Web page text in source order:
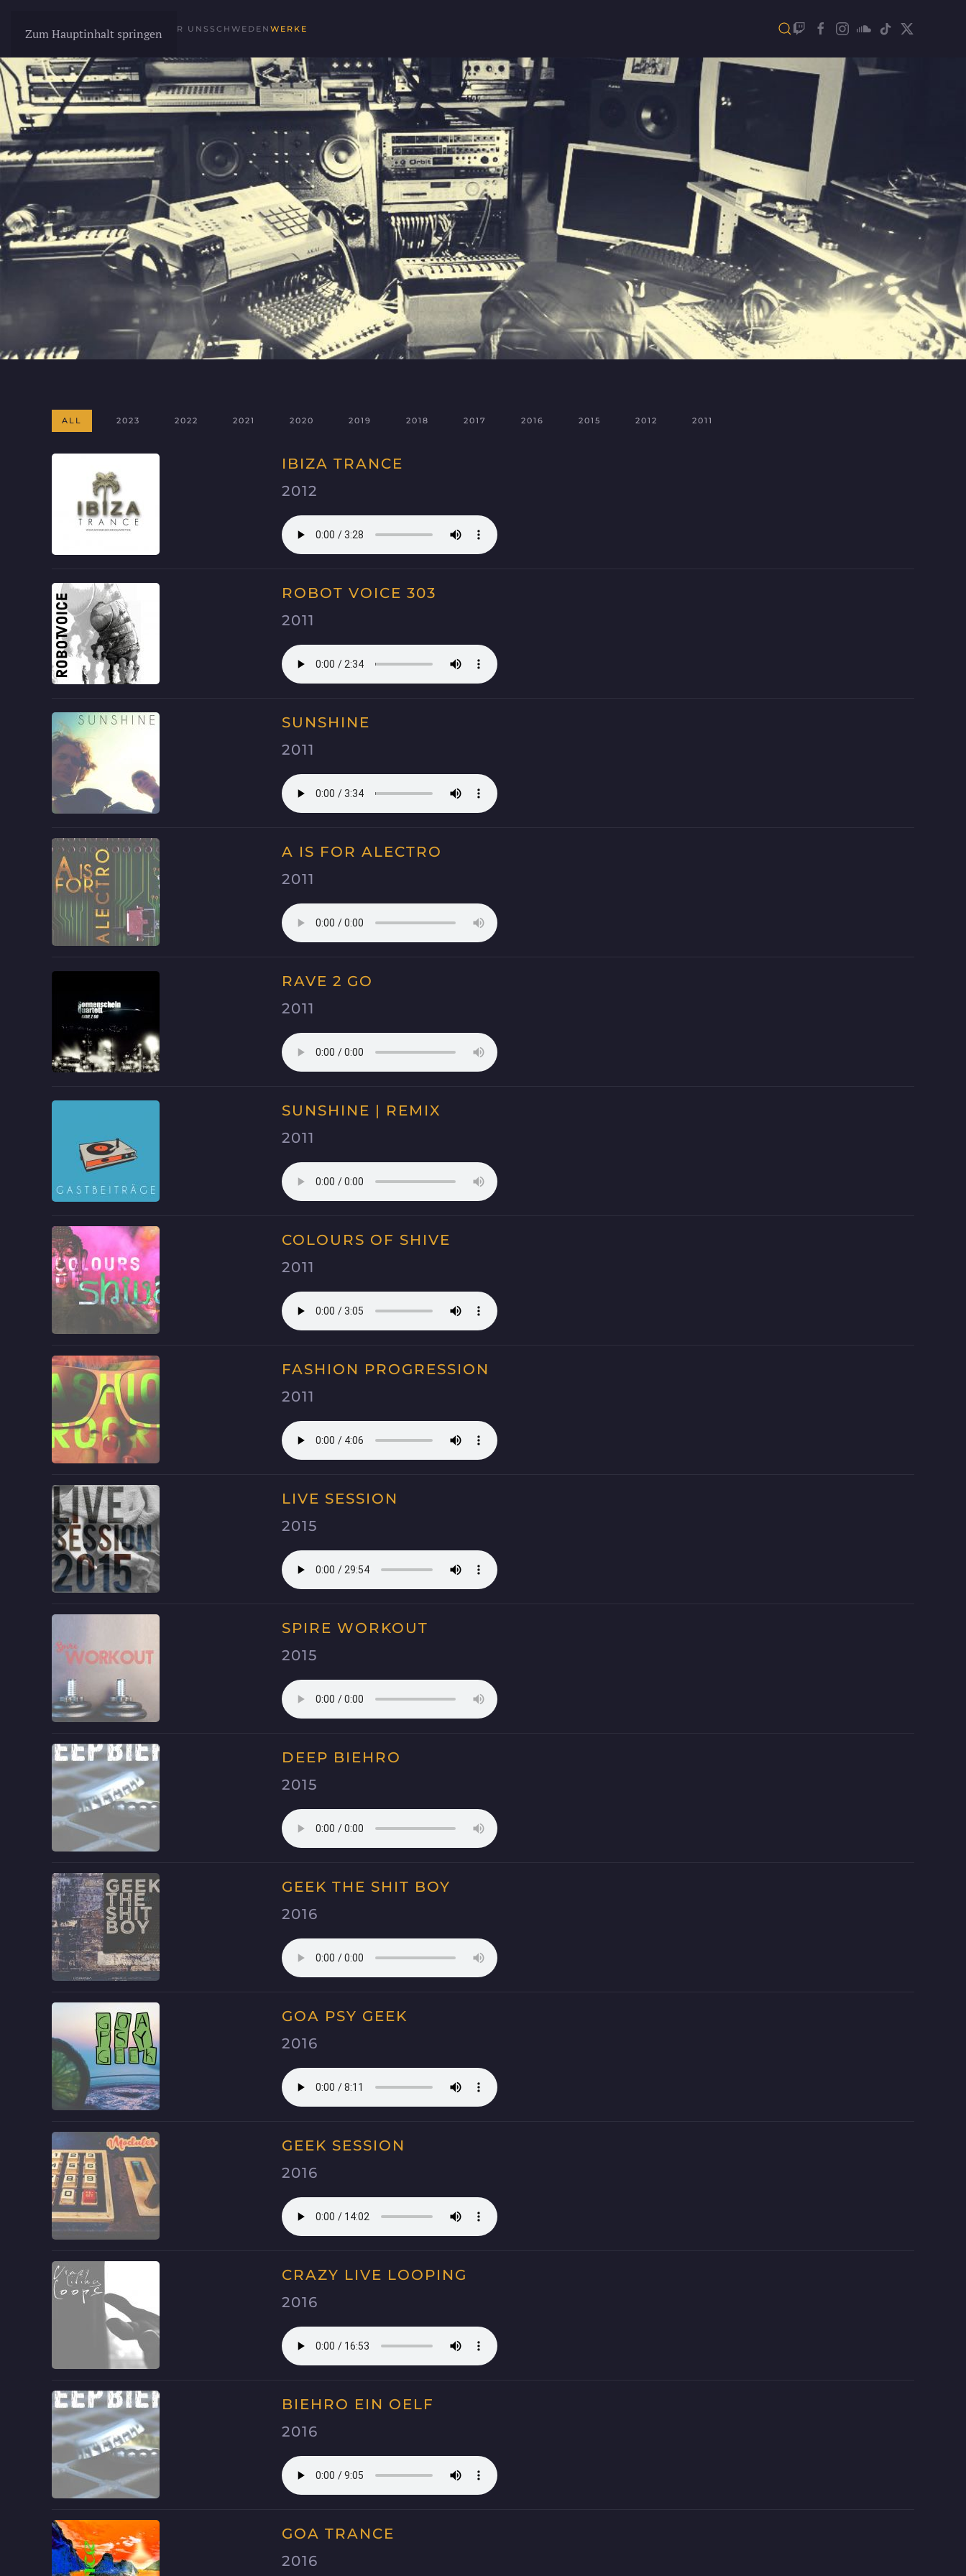
Zum Hauptinhalt springen
STARTSEITE UEBER UNS SCHWEDEN WERKE
ALL 2023 2022 2021 2020 2019 2018 2017 2016 2015 2012 2011
IBIZA TRANCE
2012
ROBOT VOICE 303
2011
SUNSHINE
2011
A IS FOR ALECTRO
2011
RAVE 2 GO
2011
SUNSHINE | REMIX
2011
COLOURS OF SHIVE
2011
FASHION PROGRESSION
2011
LIVE SESSION
2015
SPIRE WORKOUT
2015
DEEP BIEHRO
2015
GEEK THE SHIT BOY
2016
GOA PSY GEEK
2016
GEEK SESSION
2016
CRAZY LIVE LOOPING
2016
BIEHRO EIN OELF
2016
GOA TRANCE
2016